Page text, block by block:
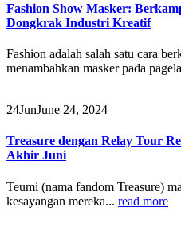
Fashion Show Masker:
Dongkrak Industri Kreatif
Fashion adalah salah satu cara
menambahkan masker pada
24JunJune 24, 2024
Treasure dengan Relay Tour
Akhir Juni
Teumi (nama fandom Treasure)
kesayangan mereka... read more